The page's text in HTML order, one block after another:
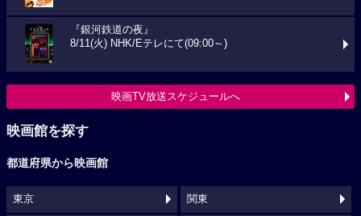
『銀河鉄道の夜』
8/11(火) NHK/Eテレにて(09:00～)
映画TV放送スケジュールへ
映画館を探す
都道府県から映画館
東京 関東